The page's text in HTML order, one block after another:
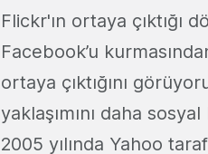
Flickr'ın ortaya çıktığı
Facebook’u
ortaya çıktığını
yaklaşımını daha
2005 yılında Yahoo